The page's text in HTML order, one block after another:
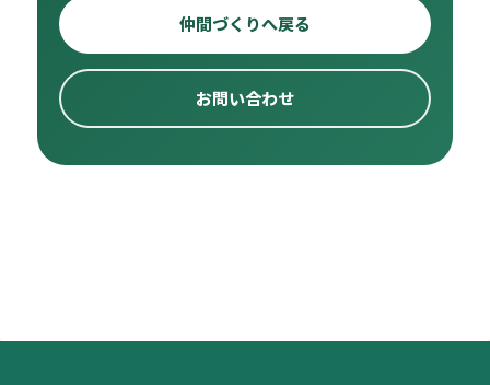
仲間づくりへ戻る
お問い合わせ